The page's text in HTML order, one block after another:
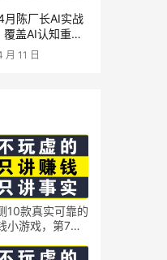
月陈厂长AI实战
覆盖AI认知重
与大模型解
月 11 日
10款真实可靠的
小游戏，第7款